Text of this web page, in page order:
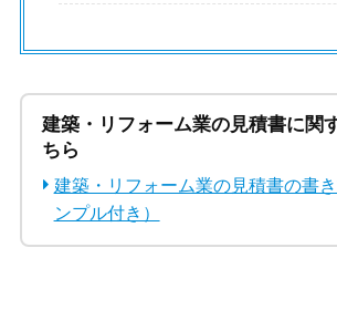
建築・リフォーム業の見積書に関
ちら
建築・リフォーム業の見積書の書
ンプル付き）